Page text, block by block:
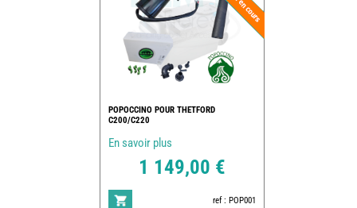
POPOCCINO POUR THETFORD
C200/C220
En savoir plus
1 149,00 €
ref : POP001